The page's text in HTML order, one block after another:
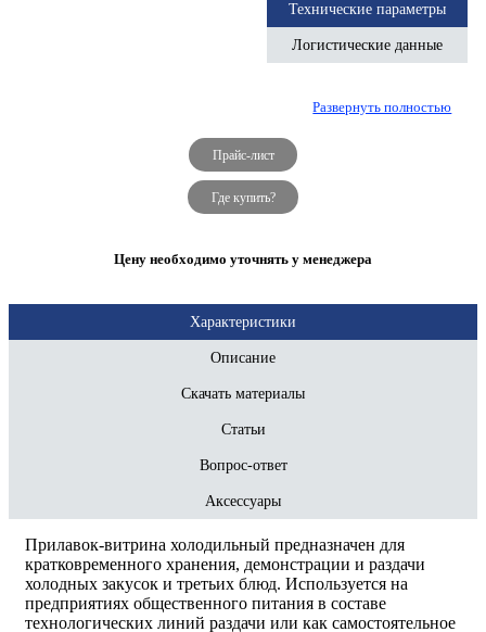
Технические параметры
Логистические данные
Развернуть полностью
Прайс-лист
Где купить?
Цену необходимо уточнять у менеджера
Характеристики
Описание
Скачать материалы
Статьи
Вопрос-ответ
Аксессуары
Прилавок-витрина холодильный предназначен для
кратковременного хранения, демонстрации и раздачи
холодных закусок и третьих блюд. Используется на
предприятиях общественного питания в составе
технологических линий раздачи или как самостоятельное